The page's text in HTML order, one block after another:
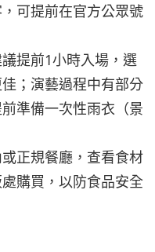
可提前在官方公眾號
提前1小時入場，選
；演藝過程中有部分
準備一次性雨衣（景
正規餐廳，查看食材
購買，以防食品安全